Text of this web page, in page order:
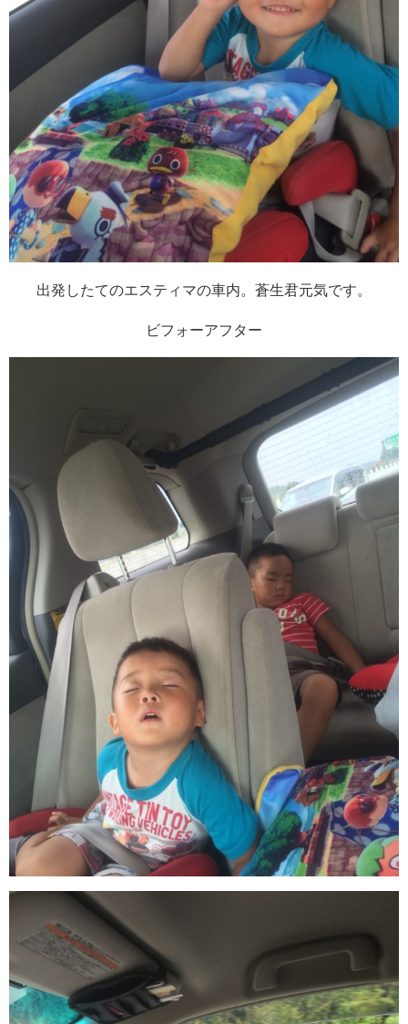
出発したてのエスティマの車内。蒼生君元気です。
ビフォーアフター